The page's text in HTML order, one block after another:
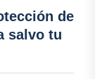
de
salvo tu